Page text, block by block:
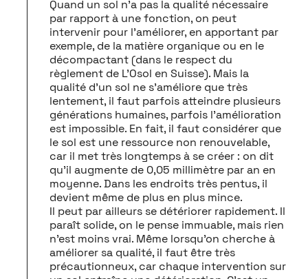
Quand un sol n’a pas la qualité nécessaire
par rapport à une fonction, on peut
intervenir pour l’améliorer, en apportant par
exemple, de la matière organique ou en le
décompactant (dans le respect du
règlement de L’Osol en Suisse). Mais la
qualité d’un sol ne s’améliore que très
lentement, il faut parfois atteindre plusieurs
générations humaines, parfois l’amélioration
est impossible. En fait, il faut considérer que
le sol est une ressource non renouvelable,
car il met très longtemps à se créer : on dit
qu’il augmente de 0,05 millimètre par an en
moyenne. Dans les endroits très pentus, il
devient même de plus en plus mince.
Il peut par ailleurs se détériorer rapidement. Il
paraît solide, on le pense immuable, mais rien
n’est moins vrai. Même lorsqu’on cherche à
améliorer sa qualité, il faut être très
précautionneux, car chaque intervention sur